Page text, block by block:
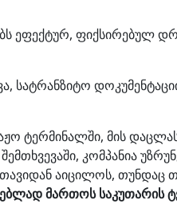
ეფექტურ, ფიქსირებულ
სატრანზიტო
ტერმინალში, მის
კომპანია
აიცილოს, თუნდაც
მართოს საკუთარის